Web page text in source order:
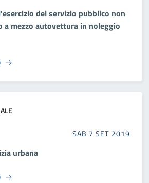
del servizio pubblico non
mezzo autovettura in noleggio
SAB 7 SET 2019
urbana